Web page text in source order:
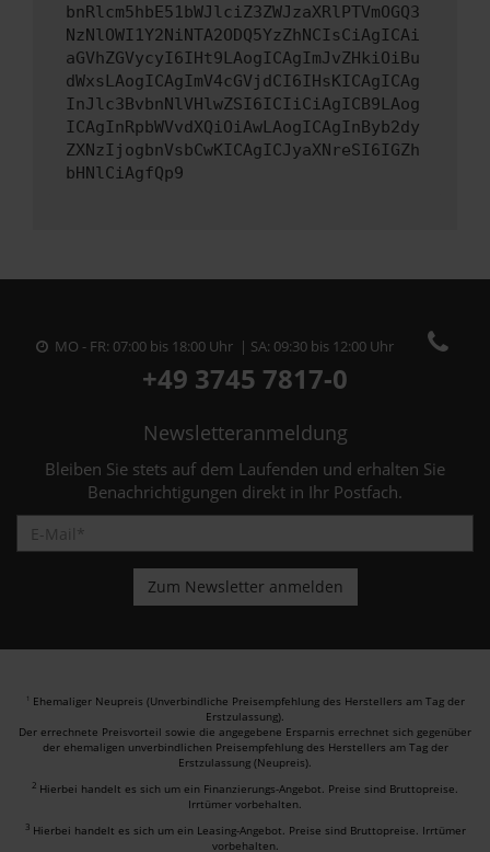
bnRlcm5hbE51bWJlciZ3ZWJzaXRlPTVmOGQ3
NzNlOWI1Y2NiNTA2ODQ5YzZhNCIsCiAgICAi
aGVhZGVycyI6IHt9LAogICAgImJvZHkiOiBu
dWxsLAogICAgImV4cGVjdCI6IHsKICAgICAg
InJlc3BvbnNlVHlwZSI6ICIiCiAgICB9LAog
ICAgInRpbWVvdXQiOiAwLAogICAgInByb2dy
ZXNzIjogbnVsbCwKICAgICJyaXNreSI6IGZh
bHNlCiAgfQp9
MO - FR: 07:00 bis 18:00 Uhr | SA: 09:30 bis 12:00 Uhr
+49 3745 7817-0
Newsletteranmeldung
Bleiben Sie stets auf dem Laufenden und erhalten Sie
Benachrichtigungen direkt in Ihr Postfach.
1 Ehemaliger Neupreis (Unverbindliche Preisempfehlung des Herstellers am Tag der
Erstzulassung).
Der errechnete Preisvorteil sowie die angegebene Ersparnis errechnet sich gegenüber
der ehemaligen unverbindlichen Preisempfehlung des Herstellers am Tag der
Erstzulassung (Neupreis).
2 Hierbei handelt es sich um ein Finanzierungs-Angebot. Preise sind Bruttopreise.
Irrtümer vorbehalten.
3 Hierbei handelt es sich um ein Leasing-Angebot. Preise sind Bruttopreise. Irrtümer
vorbehalten.